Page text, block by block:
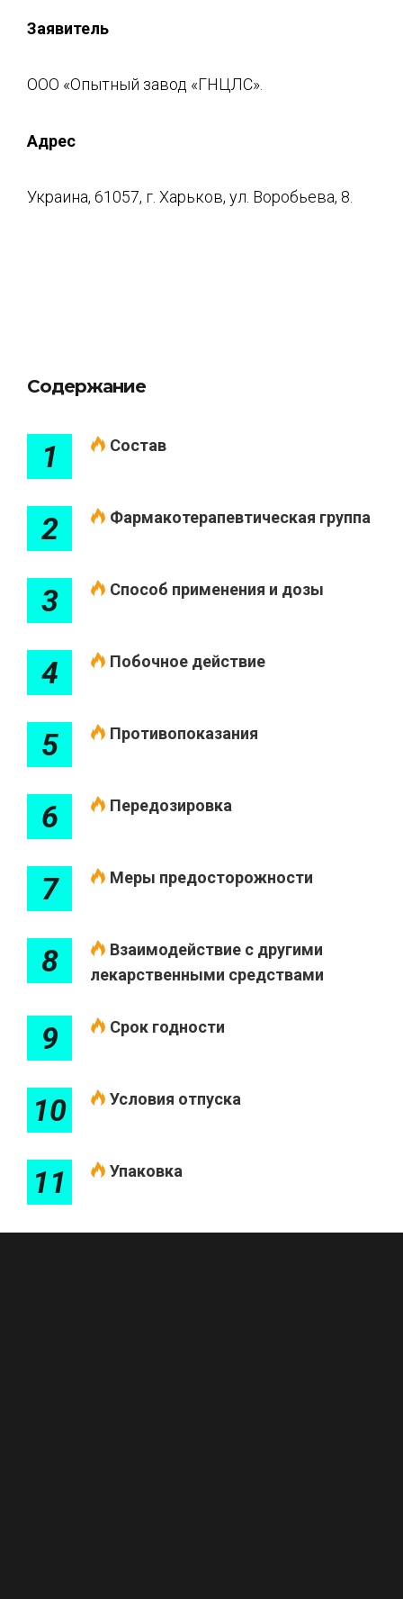
Заявитель
ООО «Опытный завод «ГНЦЛС».
Адрес
Украина, 61057, г. Харьков, ул. Воробьева, 8.
Содержание
1 Состав
2 Фармакотерапевтическая группа
3 Способ применения и дозы
4 Побочное действие
5 Противопоказания
6 Передозировка
7 Меры предосторожности
8
Взаимодействие с другими
лекарственными средствами
9 Срок годности
10 Условия отпуска
11 Упаковка